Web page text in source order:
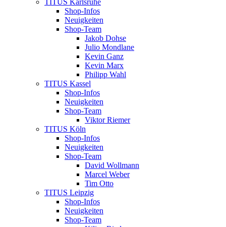
Shop-Infos
Neuigkeiten
Shop-Team
Jakob Dohse
Julio Mondlane
Kevin Ganz
Kevin Marx
Philipp Wahl
TITUS Kassel
Shop-Infos
Neuigkeiten
Shop-Team
Viktor Riemer
TITUS Köln
Shop-Infos
Neuigkeiten
Shop-Team
David Wollmann
Marcel Weber
Tim Otto
TITUS Leipzig
Shop-Infos
Neuigkeiten
Shop-Team